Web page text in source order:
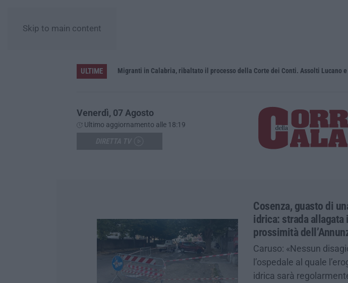
Skip to main content
ULTIME Migranti in Calabria, ribaltato il processo della Corte dei Conti. Assolti Lucano
Venerdì, 07 Agosto
Ultimo aggiornamento alle 18:19
Cosenza, guasto di
idrica: strada allagata
prossimità
Caruso: «Nessun
l’ospedale al quale
idrica sarà